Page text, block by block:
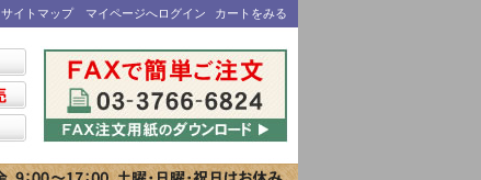
サイトマップ マイページへログイン カートをみる